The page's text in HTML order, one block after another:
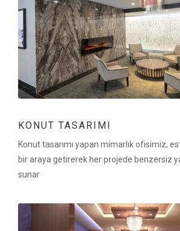
KONUT TASARIMI
Konut tasarımı yapan mimarlık ofisimiz,
bir araya getirerek her projede benzersiz
sunar